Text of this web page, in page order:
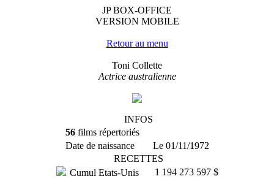
JP BOX-OFFICE
VERSION MOBILE
Retour au menu
Toni Collette
Actrice australienne
INFOS
56films répertoriés
Date de naissance
Le 01/11/1972
RECETTES
Cumul Etats-Unis
1 194 273 597 $